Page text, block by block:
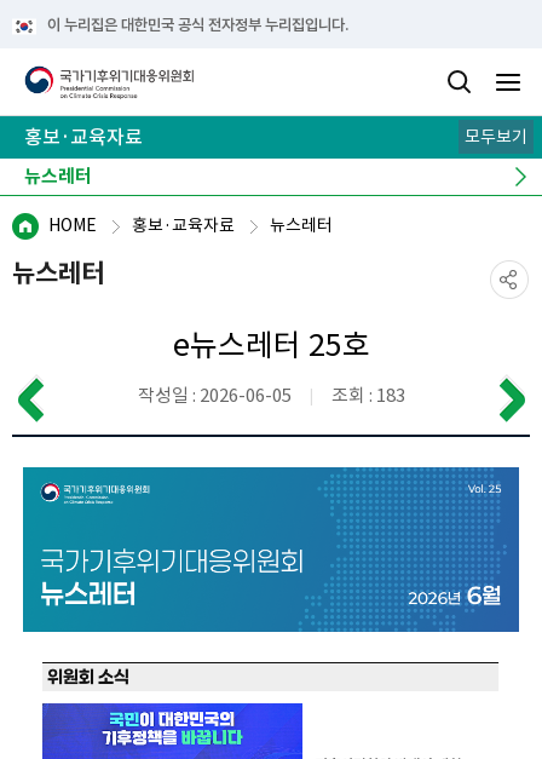
이 누리집은 대한민국 공식 전자정부 누리집입니다.
홍보·교육자료
카드뉴스
기후 이해 노트
e-book
뉴스레터
캠페인
모두보기
HOME 홍보·교육자료 뉴스레터
뉴스레터
e뉴스레터 25호
작성일 : 2026-06-05 조회 : 183